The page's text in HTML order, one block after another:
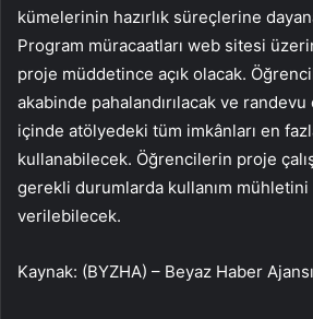
kümelerinin hazırlık süreçlerine
Program müracaatları web sitesi
proje müddetince açık olacak.
akabinde pahalandırılacak ve
içinde atölyedeki tüm imkânları en
kullanabilecek. Öğrencilerin proje
gerekli durumlarda kullanım mühletini
verilebilecek.
Kaynak: (BYZHA) – Beyaz Haber Ajansı